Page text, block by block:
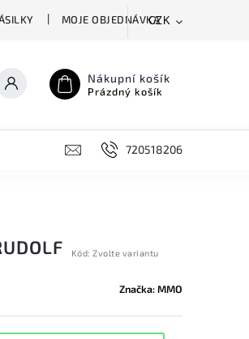
MOJE OBJEDNÁVKACZK
Nákupní košík
Prázdný košík
MOBILY DOPLŇKY720518206
Kód: Zvolte variantu
Značka:MMO